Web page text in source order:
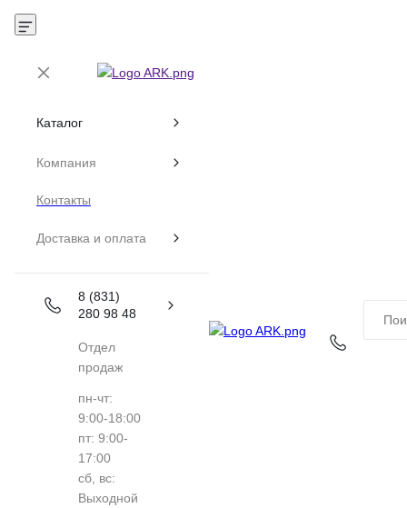
Каталог
Компания
Контакты
Доставка и оплата
8 (831)
280 98 48
Отдел
продаж
пн-чт:
9:00-18:00
пт: 9:00-
17:00
сб, вс:
Выходной